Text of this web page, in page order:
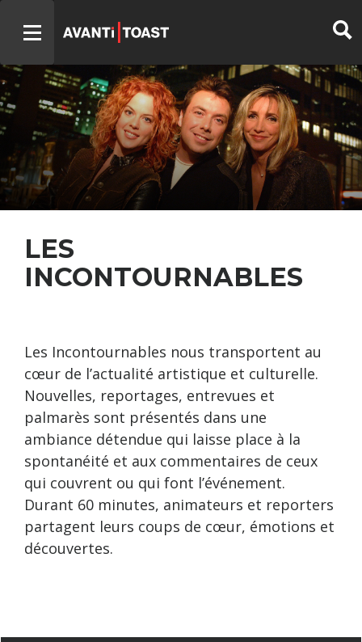
LES
INCONTOURNABLES
Les Incontournables nous transportent au
cœur de l’actualité artistique et culturelle.
Nouvelles, reportages, entrevues et
palmarès sont présentés dans une
ambiance détendue qui laisse place à la
spontanéité et aux commentaires de ceux
qui couvrent ou qui font l’événement.
Durant 60 minutes, animateurs et reporters
partagent leurs coups de cœur, émotions et
découvertes.